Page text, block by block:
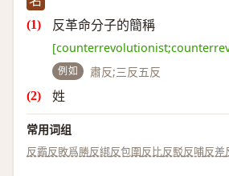
反革命分子的簡稱
例如 肅反;三反五反
姓
常用词组
反霸反敗爲勝反綁反包圍反比反駁反哺反差